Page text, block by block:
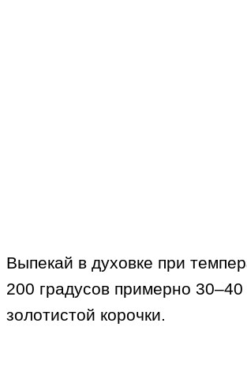
Выпекай в духовке при
200 градусов примерно
золотистой корочки.